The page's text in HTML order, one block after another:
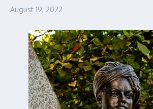
August 19, 2022